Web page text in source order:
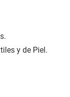
y de Piel.